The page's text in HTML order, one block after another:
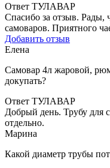
Ответ ТУЛАВАР
Спасибо за отзыв. Рады,
самоваров. Приятного
Добавить отзыв
Елена
Самовар 4л жаровой,
докупать?
Ответ ТУЛАВАР
Добрый день. Трубу для
отдельно.
Марина
Какой диаметр трубы